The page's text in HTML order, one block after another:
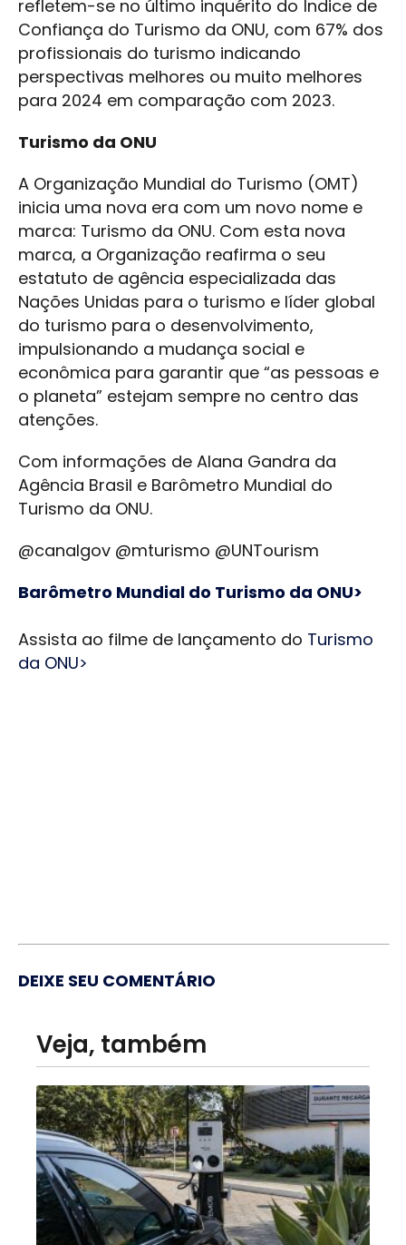
refletem-se no último inquérito do Índice de
Confiança do Turismo da ONU, com 67% dos
profissionais do turismo indicando
perspectivas melhores ou muito melhores
para 2024 em comparação com 2023.
Turismo da ONU
A Organização Mundial do Turismo (OMT)
inicia uma nova era com um novo nome e
marca: Turismo da ONU. Com esta nova
marca, a Organização reafirma o seu
estatuto de agência especializada das
Nações Unidas para o turismo e líder global
do turismo para o desenvolvimento,
impulsionando a mudança social e
econômica para garantir que “as pessoas e
o planeta” estejam sempre no centro das
atenções.
Com informações de Alana Gandra da
Agência Brasil e Barômetro Mundial do
Turismo da ONU.
@canalgov @mturismo @UNTourism
Barômetro Mundial do Turismo da ONU>
Assista ao filme de lançamento do Turismo
da ONU>
DEIXE SEU COMENTÁRIO
Veja, também